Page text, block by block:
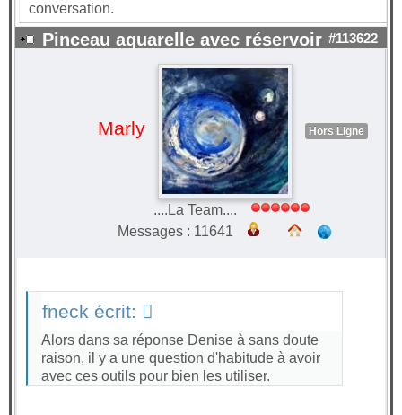
conversation.
Pinceau aquarelle avec réservoir #113622
Marly Hors Ligne
....La Team....
Messages : 11641
fneck écrit:
Alors dans sa réponse Denise à sans doute
raison, il y a une question d'habitude à avoir
avec ces outils pour bien les utiliser.